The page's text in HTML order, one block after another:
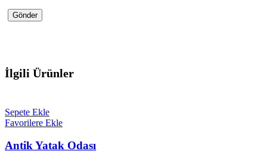
İlgili Ürünler
Sepete Ekle
Favorilere Ekle
Antik Yatak Odası